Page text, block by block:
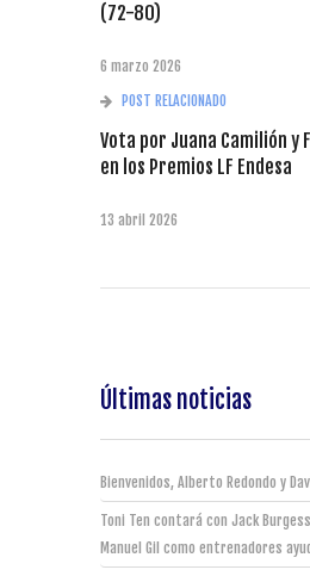
(72-80)
6 marzo 2026
POST RELACIONADO
Vota por Juana Camilión y
en los Premios LF Endesa
13 abril 2026
Últimas noticias
Bienvenidos, Alberto Redondo y
Toni Ten contará con Jack
Manuel Gil como entrenadores